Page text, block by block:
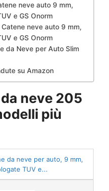
neve auto 9 mm,
e GS Onorm
Catene neve auto 9 mm,
e GS Onorm
da Neve per Auto Slim
su Amazon
neve 205
più
da neve per auto, 9 mm,
TUV e...